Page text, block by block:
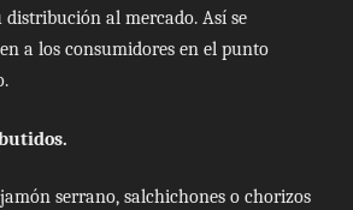
distribución al mercado. Así se
a los consumidores en el punto
serrano, salchichones o chorizos